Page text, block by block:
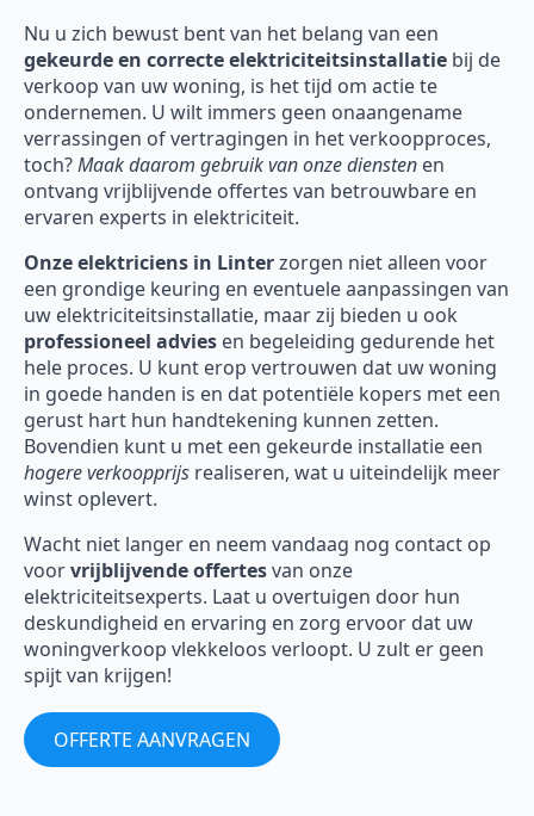
Nu u zich bewust bent van het belang van een
gekeurde en correcte elektriciteitsinstallatie bij de
verkoop van uw woning, is het tijd om actie te
ondernemen. U wilt immers geen onaangename
verrassingen of vertragingen in het verkoopproces,
toch?Maak daarom gebruik van onze diensten en
ontvang vrijblijvende offertes van betrouwbare en
ervaren experts in elektriciteit.
Onzeelektriciens in Linterzorgen niet alleen voor
een grondige keuring en eventuele aanpassingen van
uw elektriciteitsinstallatie, maar zij bieden u ook
professioneel advies en begeleiding gedurende het
hele proces. U kunt erop vertrouwen dat uw woning
in goede handen is en dat potentiële kopers met een
gerust hart hun handtekening kunnen zetten.
Bovendien kunt u met een gekeurde installatie een
hogere verkoopprijs realiseren, wat u uiteindelijk meer
winst oplevert.
Wacht niet langer en neem vandaag nog contact op
voorvrijblijvende offertesvan onze
elektriciteitsexperts. Laat u overtuigen door hun
deskundigheid en ervaring en zorg ervoor dat uw
woningverkoop vlekkeloos verloopt. U zult er geen
spijt van krijgen!
OFFERTE AANVRAGEN